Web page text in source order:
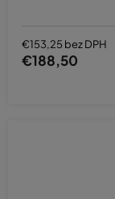
€153,25 bez DPH
€188,50